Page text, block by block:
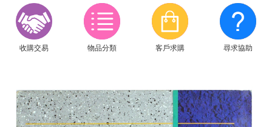
收購交易 物品分類 客戶求購 尋求協助